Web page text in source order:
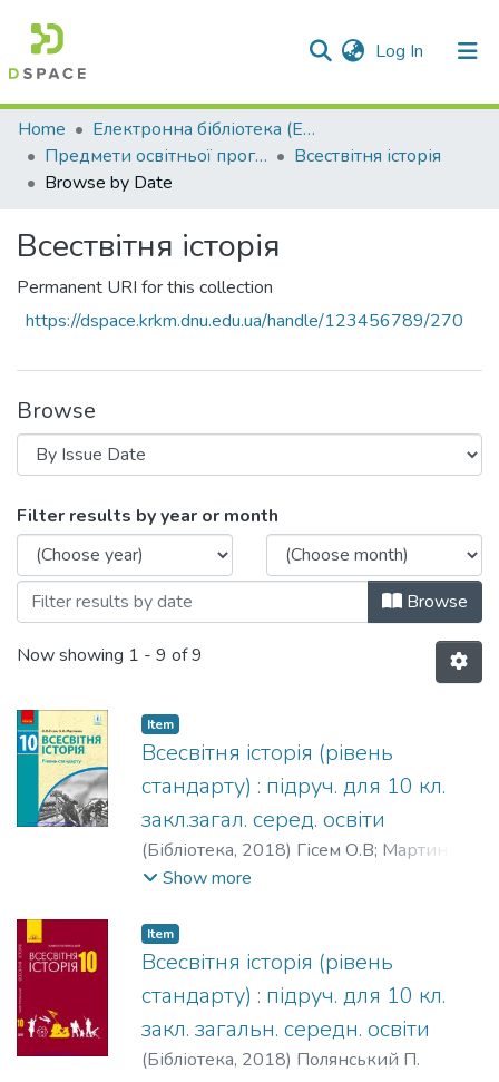
Log In (current)
Communities & Collections
All of DSpace
Home
Електронна бібліотека (E-Book)
Предмети освітньої програми профільної середньої освіти
Всествітня історія
Browse by Date
Всествітня історія
Permanent URI for this collection
https://dspace.krkm.dnu.edu.ua/handle/123456789/270
Browse
Browsing Всествітня історія by Issue
Filter results by year or month
Browse
Now showing 1 - 9 of 9
Item
Всесвітня історія (рівень
стандарту) : підруч. для 10 кл.
закл.загал. серед. освіти
(Бібліотека, 2018) Гісем О.В; Мартинюк
О.О.Show more
Item
Всесвітня історія (рівень
стандарту) : підруч. для 10 кл.
закл. загальн. середн. освіти
(Бібліотека, 2018) Полянський П.